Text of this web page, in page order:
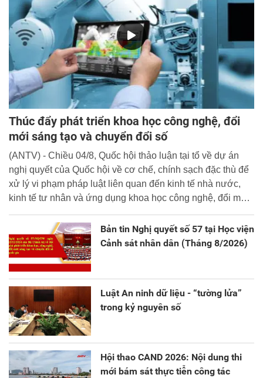
Thúc đẩy phát triển khoa học công nghệ, đổi
mới sáng tạo và chuyển đổi số
(ANTV) - Chiều 04/8, Quốc hội thảo luận tại tổ về dự án
nghị quyết của Quốc hội về cơ chế, chính sạch đặc thù để
xử lý vi phạm pháp luật liên quan đến kinh tế nhà nước,
kinh tế tư nhân và ứng dụng khoa học công nghệ, đổi mới
Bản tin Nghị quyết số 57 tại Học viện
Cảnh sát nhân dân (Tháng 8/2026)
Luật An ninh dữ liệu - “tường lửa”
trong kỷ nguyên số
Hội thao CAND 2026: Nội dung thi
mới bám sát thực tiễn công tác